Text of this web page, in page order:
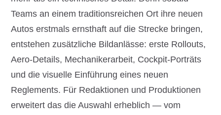
Teams an einem traditionsreichen Ort ihre neuen
Autos erstmals ernsthaft auf die Strecke bringen,
entstehen zusätzliche Bildanlässe: erste Rollouts,
Aero-Details, Mechanikerarbeit, Cockpit-Porträts
und die visuelle Einführung eines neuen
Reglements. Für Redaktionen und Produktionen
erweitert das die Auswahl erheblich — vom